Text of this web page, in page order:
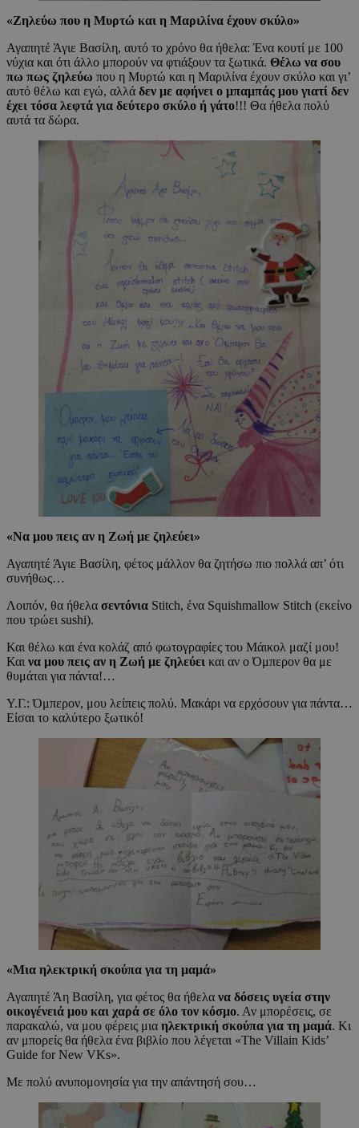
«Ζηλεύω που η Μυρτώ και η Μαριλίνα έχουν σκύλο»
Αγαπητέ Άγιε Βασίλη, αυτό το χρόνο θα ήθελα: Ένα κουτί με 100
νύχια και ότι άλλο μπορούν να φτιάξουν τα ξωτικά. Θέλω να σου
πω πως ζηλεύω που η Μυρτώ και η Μαριλίνα έχουν σκύλο και γι’
αυτό θέλω και εγώ, αλλά δεν με αφήνει ο μπαμπάς μου γιατί δεν
έχει τόσα λεφτά για δεύτερο σκύλο ή γάτο!!! Θα ήθελα πολύ
αυτά τα δώρα.
«Να μου πεις αν η Ζωή με ζηλεύει»
Αγαπητέ Άγιε Βασίλη, φέτος μάλλον θα ζητήσω πιο πολλά απ’ ότι
συνήθως…
Λοιπόν, θα ήθελα σεντόνια Stitch, ένα Squishmallow Stitch (εκείνο
που τρώει sushi).
Και θέλω και ένα κολάζ από φωτογραφίες του Μάικολ μαζί μου!
Και να μου πεις αν η Ζωή με ζηλεύει και αν ο Όμπερον θα με
θυμάται για πάντα!…
Υ.Γ.: Όμπερον, μου λείπεις πολύ. Μακάρι να ερχόσουν για πάντα…
Είσαι το καλύτερο ξωτικό!
«Μια ηλεκτρική σκούπα για τη μαμά»
Αγαπητέ Άη Βασίλη, για φέτος θα ήθελα να δόσεις υγεία στην
οικογένειά μου και χαρά σε όλο τον κόσμο. Αν μπορέσεις, σε
παρακαλώ, να μου φέρεις μια ηλεκτρική σκούπα για τη μαμά. Κι
αν μπορείς θα ήθελα ένα βιβλίο που λέγεται «The Villain Kids’
Guide for New VKs».
Με πολύ ανυπομονησία για την απάντησή σου…